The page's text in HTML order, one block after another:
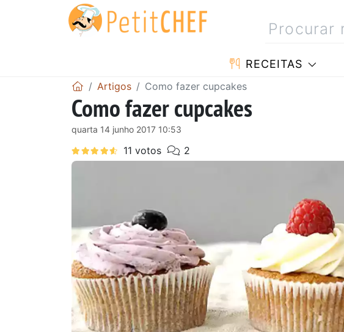
RECEITAS
Artigos Como fazer cupcakes
Como fazer cupcakes
quarta 14 junho 2017 10:53